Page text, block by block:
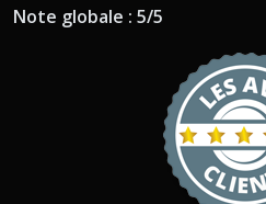
Note globale : 5/5